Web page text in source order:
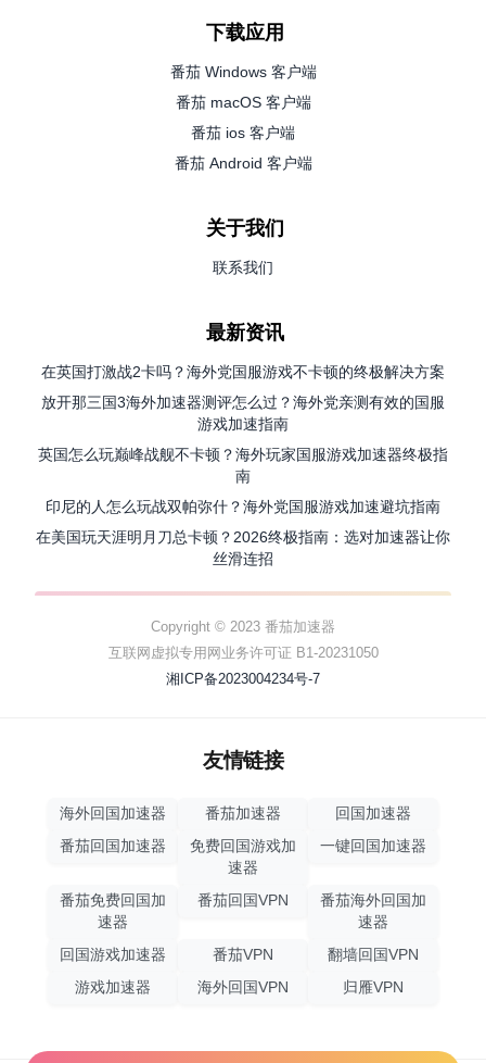
下载应用
番茄 Windows 客户端
番茄 macOS 客户端
番茄 ios 客户端
番茄 Android 客户端
关于我们
联系我们
最新资讯
在英国打激战2卡吗？海外党国服游戏不卡顿的终极解决方案
放开那三国3海外加速器测评怎么过？海外党亲测有效的国服
游戏加速指南
英国怎么玩巅峰战舰不卡顿？海外玩家国服游戏加速器终极指
南
印尼的人怎么玩战双帕弥什？海外党国服游戏加速避坑指南
在美国玩天涯明月刀总卡顿？2026终极指南：选对加速器让你
丝滑连招
Copyright © 2023 番茄加速器
互联网虚拟专用网业务许可证 B1-20231050
湘ICP备2023004234号-7
友情链接
海外回国加速器 番茄加速器
回国加速器
番茄回国加速器
免费回国游戏加
速器
一键回国加速器
番茄免费回国加
速器
番茄回国VPN
番茄海外回国加
速器
回国游戏加速器
番茄VPN
翻墙回国VPN
游戏加速器
海外回国VPN 归雁VPN